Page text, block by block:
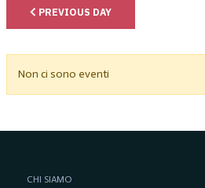
PREVIOUS DAY
Non ci sono eventi
CHI SIAMO